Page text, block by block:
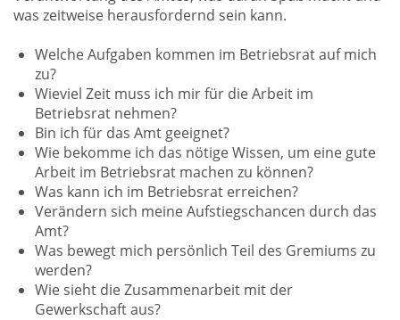
was zeitweise herausfordernd sein kann.
Welche Aufgaben kommen im Betriebsrat auf mich
zu?
Wieviel Zeit muss ich mir für die Arbeit im
Betriebsrat nehmen?
Bin ich für das Amt geeignet?
Wie bekomme ich das nötige Wissen, um eine gute
Arbeit im Betriebsrat machen zu können?
Was kann ich im Betriebsrat erreichen?
Verändern sich meine Aufstiegschancen durch das
Amt?
Was bewegt mich persönlich Teil des Gremiums zu
werden?
Wie sieht die Zusammenarbeit mit der
Gewerkschaft aus?